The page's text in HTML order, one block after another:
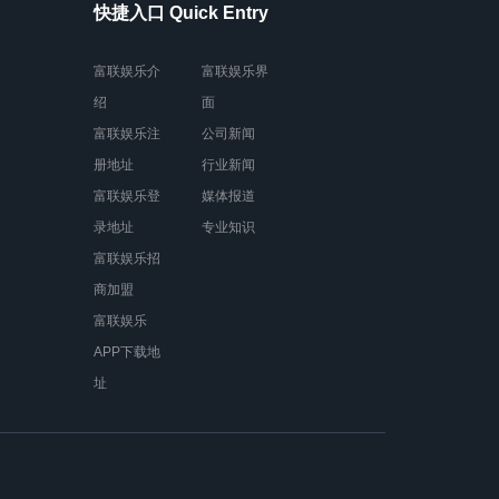
快捷入口 Quick Entry
富联娱乐介
绍
富联娱乐注
册地址
富联娱乐登
录地址
富联娱乐招
商加盟
富联娱乐
APP下载地
址
富联娱乐界
面
公司新闻
行业新闻
媒体报道
专业知识